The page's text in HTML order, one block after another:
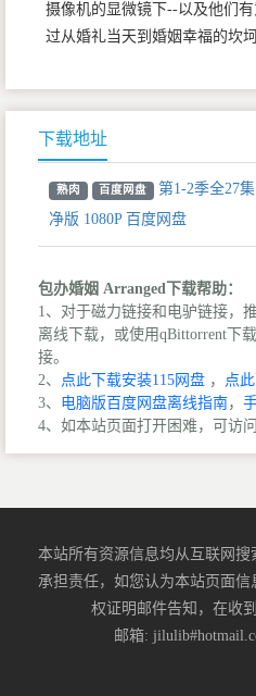
摄像机的显微镜下--以及他们
过从婚礼当天到婚姻幸福的坎坷
下载地址
熟肉 百度网盘
第1-2季全27
净版 1080P 百度网盘
包办婚姻 Arranged下载帮助：
1、对于磁力链接和电驴链接，
离线下载，或使用qBittorrent下
接。
2、 点此下载安装115网盘 ， 点
3、 电脑版百度网盘离线指南，
4、如本站页面打开困难，可访
本站所有资源信息均从互联网
承担责任，如您认为本站页面
权证明邮件告知，在收
邮箱: